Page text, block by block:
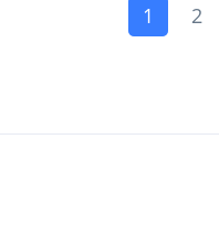
1 (current)
2